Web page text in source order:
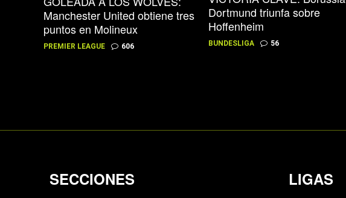
Manchester United obtiene tres
puntos en Molineux
PREMIER LEAGUE 606
Dortmund triunfa sobre
Hoffenheim
BUNDESLIGA 56
SECCIONES LIGAS